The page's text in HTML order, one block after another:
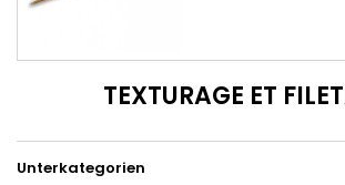
TEXTURAGE ET
Unterkategorien